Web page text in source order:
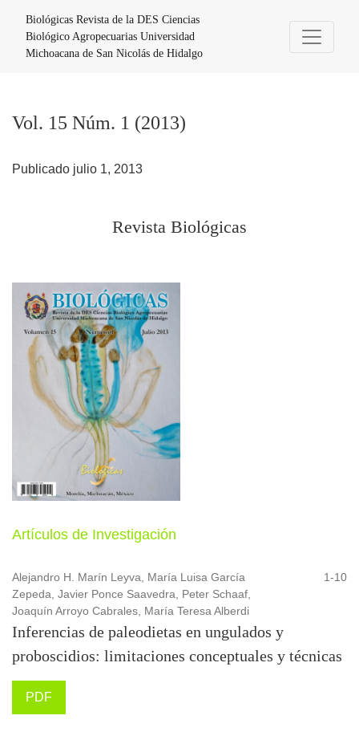
Biológicas Revista de la DES Ciencias
Biológico Agropecuarias Universidad
Michoacana de San Nicolás de Hidalgo
Vol. 15 Núm. 1 (2013)
Publicado julio 1, 2013
Revista Biológicas
Artículos de Investigación
Alejandro H. Marín Leyva, María Luisa García
Zepeda, Javier Ponce Saavedra, Peter Schaaf,
Joaquín Arroyo Cabrales, María Teresa Alberdi
1-10
Inferencias de paleodietas en ungulados y
proboscidios: limitaciones conceptuales y técnicas
PDF